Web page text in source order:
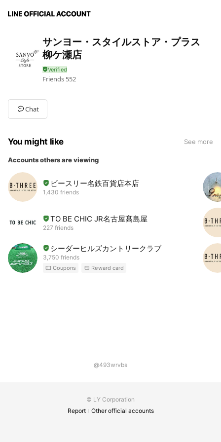
サンヨー・スタイルストア・プラス
柳ケ瀬店
Friends 552
Chat
You might like See more
Accounts others are viewing
ビースリー名鉄百貨店本店
1,430 friends
TO BE CHIC JR名古屋髙島屋
227 friends
シーダーヒルズカントリークラブ
3,750 friends
Coupons Reward card
@493wrvbs
© LY Corporation
Report
Other official accounts